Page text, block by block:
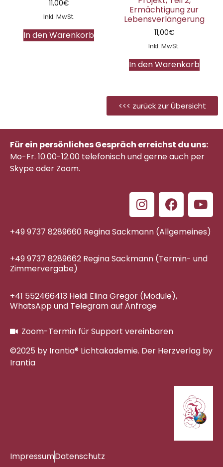
11,00€
Inkl. MwSt.
In den Warenkorb
Ermächtigung zur
Lebensverlängerung
11,00€
Inkl. MwSt.
In den Warenkorb
<<< zurück zur Übersicht
Für ein persönliches Gespräch erreichst du uns:
Mo-Fr. 10.00-12.00 telefonischund gerne auch per
Skype oder Zoom.
+49 9737 8289660 Regina Sackmann (Allgemeines)
+49 9737 8289662 Regina Sackmann (Termin- und
Zimmervergabe)
+41 552466413 Heidi Elina Gregor (Module),
WhatsApp und Telegram auf Anfrage
Zoom-Termin für Support vereinbaren
©2025 by Irantia® Lichtakademie. Der Herzverlag by
Irantia
ImpressumDatenschutz